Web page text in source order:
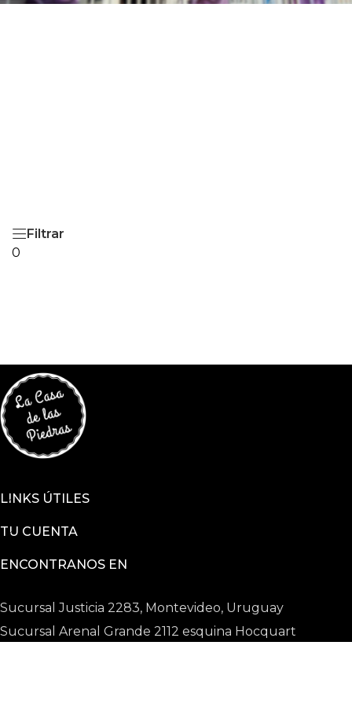
Filtrar
0
LINKS ÚTILES
TU CUENTA
ENCONTRANOS EN
Sucursal Justicia 2283, Montevideo, Uruguay
Sucursal Arenal Grande 2112 esquina Hocquart